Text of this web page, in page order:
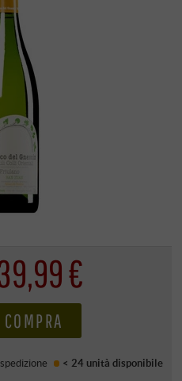
€
COMPRA
spedizione < 24 unità disponibile